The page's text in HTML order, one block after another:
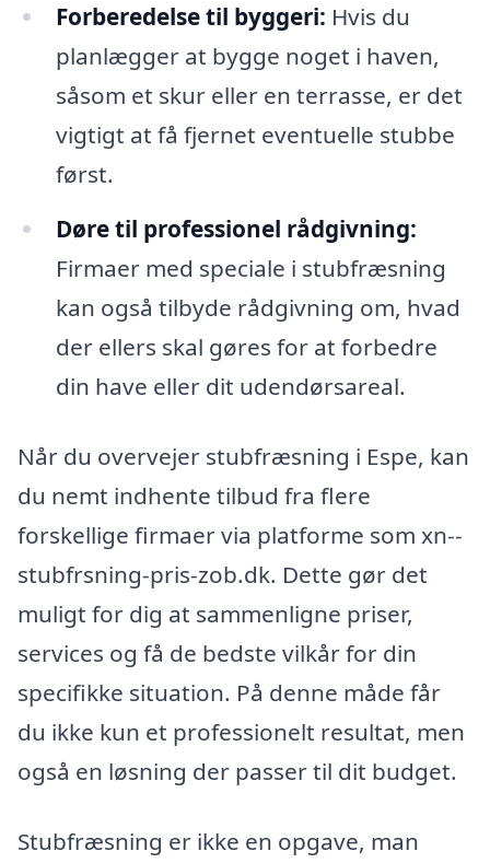
Forberedelse til byggeri: Hvis du
planlægger at bygge noget i haven,
såsom et skur eller en terrasse, er det
vigtigt at få fjernet eventuelle stubbe
først.
Døre til professionel rådgivning:
Firmaer med speciale i stubfræsning
kan også tilbyde rådgivning om, hvad
der ellers skal gøres for at forbedre
din have eller dit udendørsareal.
Når du overvejer stubfræsning i Espe, kan
du nemt indhente tilbud fra flere
forskellige firmaer via platforme som xn--
stubfrsning-pris-zob.dk. Dette gør det
muligt for dig at sammenligne priser,
services og få de bedste vilkår for din
specifikke situation. På denne måde får
du ikke kun et professionelt resultat, men
også en løsning der passer til dit budget.
Stubfræsning er ikke en opgave, man